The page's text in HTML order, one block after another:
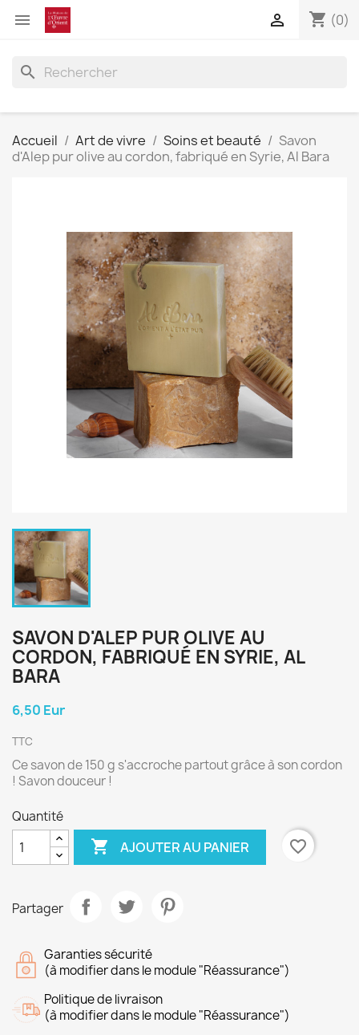
 shopping_cart (0)

search
Accueil Art de vivre Soins et beauté
Savon
d'Alep pur olive au cordon, fabriqué en Syrie, Al Bara
SAVON D'ALEP PUR OLIVE AU
CORDON, FABRIQUÉ EN SYRIE, AL
BARA
6,50 Eur
TTC
Ce savon de 150 g s'accroche partout grâce à son cordon
! Savon douceur !
Quantité
 AJOUTER AU PANIER favorite_border
Partager
Garanties sécurité
(à modifier dans le module "Réassurance")
Politique de livraison
(à modifier dans le module "Réassurance")